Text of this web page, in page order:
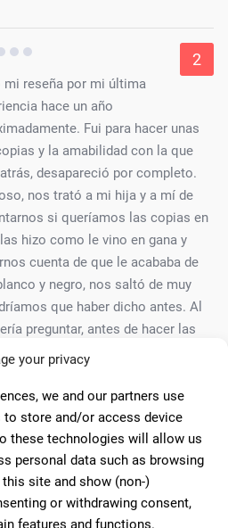
your privacy
we and our partners use
store and/or access device
these technologies will allow us
personal data such as browsing
site and show (non-)
or withdrawing consent,
features and functions.
2
mi reseña por mi última
hace un año
Fui para hacer unas
y la amabilidad con la que
desapareció por completo.
nos trató a mi hija y a mí de
si queríamos las copias en
hizo como le vino en gana y
cuenta de que le acababa de
y negro, nos saltó de muy
que haber dicho antes. Al
preguntar, antes de hacer las
borde, estuvimos a punto de
ya no volveremos nunca más.
10
muy amable y eficiente.